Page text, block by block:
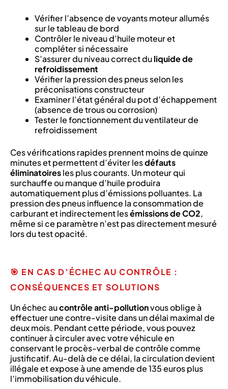
Vérifier l’absence de voyants moteur allumés
sur le tableau de bord
Contrôler le niveau d’huile moteur et
compléter si nécessaire
S’assurer du niveau correct duliquide de
refroidissement
Vérifier la pression des pneus selon les
préconisations constructeur
Examiner l’état général du pot d’échappement
(absence de trous ou corrosion)
Tester le fonctionnement du ventilateur de
refroidissement
Ces vérifications rapides prennent moins de quinze
minutes et permettent d’éviter lesdéfauts
éliminatoiresles plus courants. Un moteur qui
surchauffe ou manque d’huile produira
automatiquement plus d’émissions polluantes. La
pression des pneus influence la consommation de
carburant et indirectement lesémissions de CO2,
même si ce paramètre n’est pas directement mesuré
lors du test opacité.
🎯 EN CAS D’ÉCHEC AU CONTRÔLE :
CONSÉQUENCES ET SOLUTIONS
Un échec aucontrôle anti-pollutionvous oblige à
effectuer une contre-visite dans un délai maximal de
deux mois. Pendant cette période, vous pouvez
continuer à circuler avec votre véhicule en
conservant le procès-verbal de contrôle comme
justificatif. Au-delà de ce délai, la circulation devient
illégale et expose à une amende de 135 euros plus
l’immobilisation du véhicule.